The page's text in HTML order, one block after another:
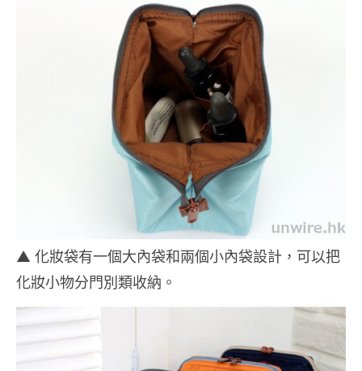
▲ 化妝袋有一個大內袋和兩個小內袋設計，可以把
化妝小物分門別類收納。